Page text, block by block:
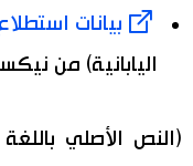
بيانات
اليابانية) من
(النص الأصلي باللغة